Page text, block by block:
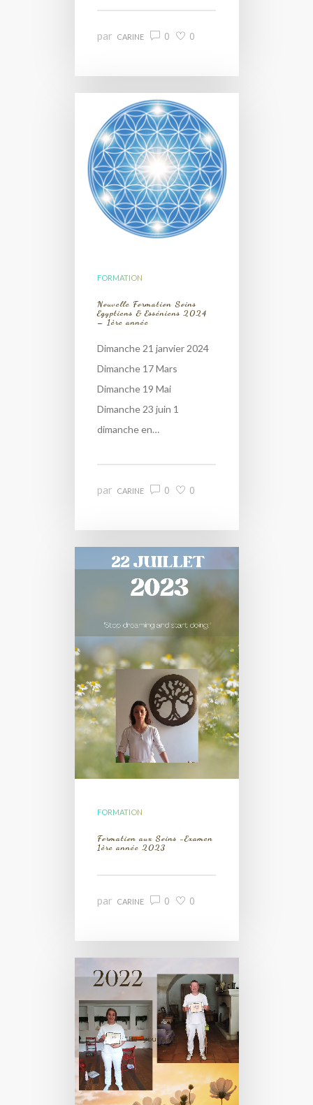
par CARINE 0 0
FORMATION
Nouvelle Formation Soins
Egyptiens & Esséniens 2024
– 1ère année
Dimanche 21 janvier 2024
Dimanche 17 Mars
Dimanche 19 Mai
Dimanche 23 juin 1
dimanche en…
par CARINE 0 0
FORMATION
Formation aux Soins -Examen
1ère année 2023
par CARINE 0 0